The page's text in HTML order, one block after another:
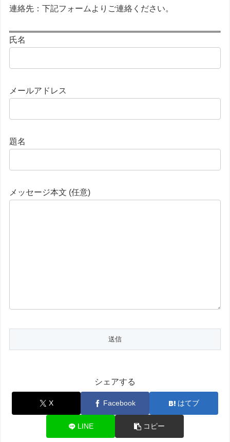
連絡先：下記フォームよりご連絡ください。
氏名
メールアドレス
題名
メッセージ本文 (任意)
シェアする
X Facebook はてブ
LINE コピー